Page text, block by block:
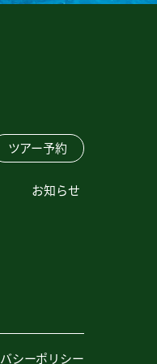
ツアー予約
お知らせ
シーポリシー